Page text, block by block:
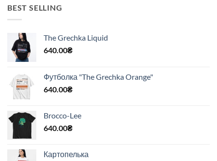
BEST SELLING
The Grechka Liquid
640.00₴
Футболка "The Grechka Orange"
640.00₴
Brocco-Lee
640.00₴
Картопелька